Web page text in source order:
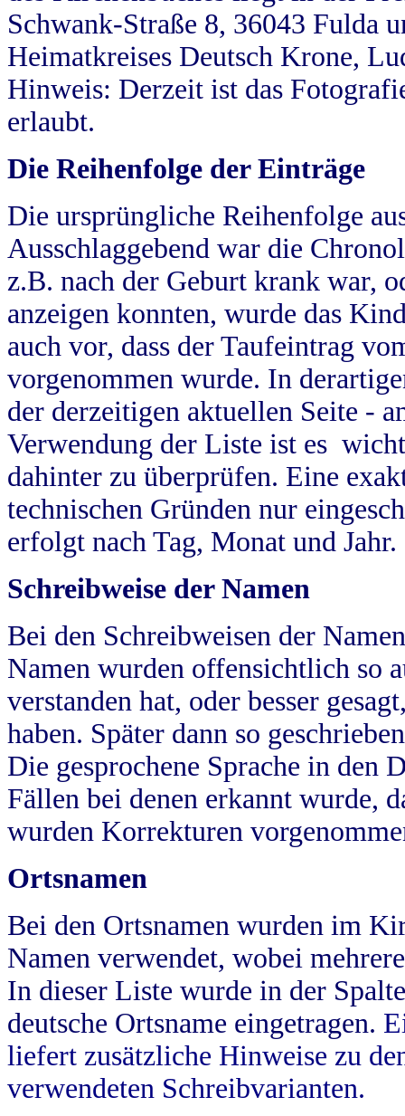
Schwank-Straße 8, 36043 Fulda
Heimatkreises Deutsch Krone,
Hinweis: Derzeit ist das
erlaubt.
Die Reihenfolge der Einträge
Die ursprüngliche Reihenfolge
Ausschlaggebend war die
z.B. nach der Geburt krank war,
anzeigen konnten, wurde das
auch vor, dass der Taufeintrag
vorgenommen wurde. In
der derzeitigen aktuellen Seite -
Verwendung der Liste ist es
dahinter zu überprüfen. Eine
technischen Gründen nur
erfolgt nach Tag, Monat und Jahr.
Schreibweise der Namen
Bei den Schreibweisen der
Namen wurden offensichtlich so
verstanden hat, oder besser
haben. Später dann so
Die gesprochene Sprache in
Fällen bei denen erkannt wurde,
wurden Korrekturen
Ortsnamen
Bei den Ortsnamen wurden im
Namen verwendet, wobei
In dieser Liste wurde in der
deutsche Ortsname eingetragen.
liefert zusätzliche Hinweise zu
verwendeten Schreibvarianten.